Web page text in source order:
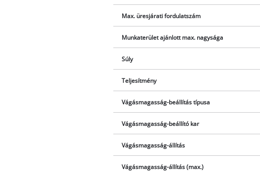
Max. üresjárati fordulatszám
Munkaterület ajánlott max. nagysága
Súly
Teljesítmény
Vágásmagasság-beállítás típusa
Vágásmagasság-beállító kar
Vágásmagasság-állítás
Vágásmagasság-állítás (max.)